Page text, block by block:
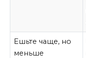
Ешьте чаще, но
меньше